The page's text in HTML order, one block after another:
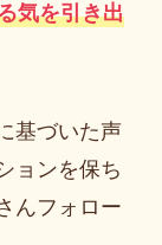
気を引き出
基づいた声
ョンを保ち
んフォロー